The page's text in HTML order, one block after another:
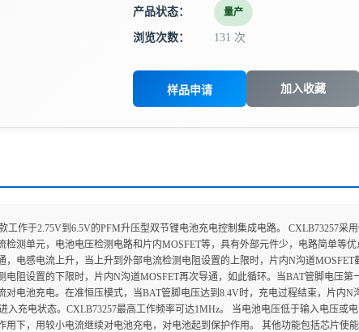
产品状态： 量产
浏览次数： 131 次
样品申请 加入收藏
工作于2.75V到6.5V的PFM升压型双节锂电池充电控制集成电路。 CXLB73257
检测单元，电池电压检测电路和片内MOSFET等，具有外部元件少，电路简单等
，电感电流上升，当上升到外部电流检测电阻设置的上限时，片内N沟道
电阻设置的下限时，片内N沟道MOSFET再次导通，如此循环。当BAT管脚电压
对电池充电。在准恒压模式，当BAT管脚电压达到8.4V时，充电过程结束，片内
入充电状态。CXLB73257最高工作频率可达1MHz。 当电池电压低于输入电压或
用下，用较小电流继续对电池充电，对电池起到保护作用。 其他功能包括芯片使